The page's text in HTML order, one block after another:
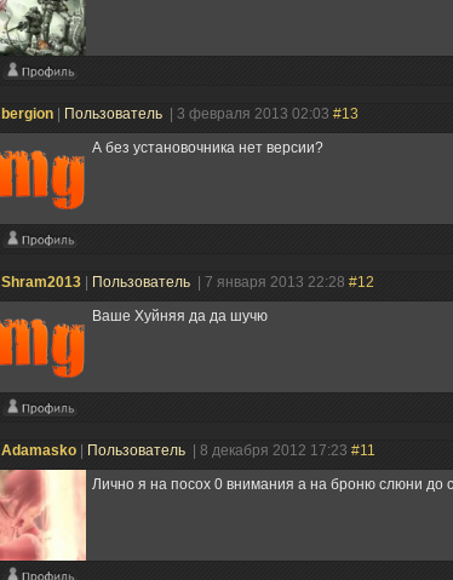
bergion Пользователь | 3 февраля 2013 02:03 #13
А без установочника нет версии?
Shram2013 Пользователь | 7 января 2013 22:28 #12
Ваше Хуйняя да да шучю
Adamasko Пользователь | 8 декабря 2012 17:23 #11
Лично я на посох 0 внимания а на броню слюни до